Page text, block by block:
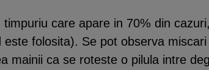
care apare in 70% din
folosita). Se pot observa
mainii ca se roteste o pilula intre